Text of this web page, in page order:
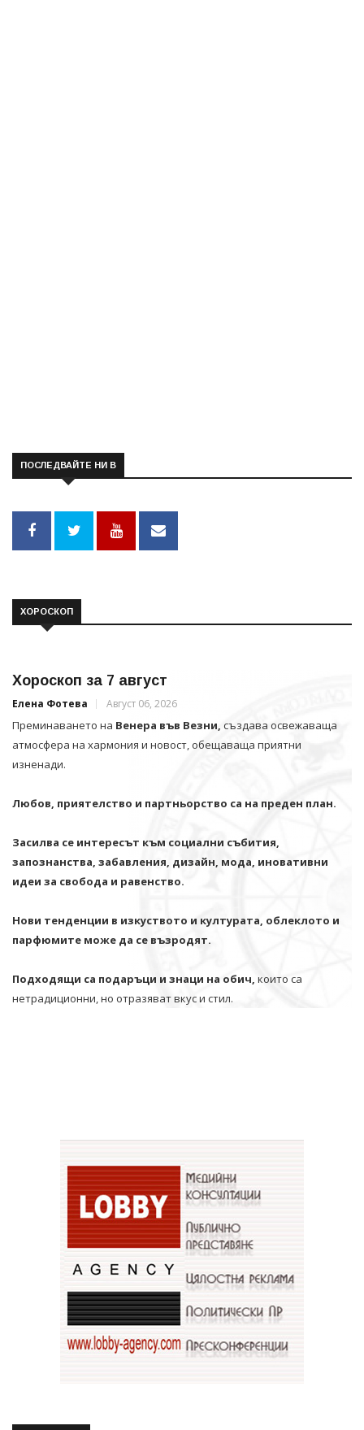
ПОСЛЕДВАЙТЕ НИ В
ХОРОСКОП
Хороскоп за 7 август
Елена Фотева Август 06, 2026
Преминаването на Венера във Везни, създава освежаваща
атмосфера на хармония и новост, обещаваща приятни
изненади.
Любов, приятелство и партньорство са на преден план.
Засилва се интересът към социални събития,
запознанства, забавления, дизайн, мода, иновативни
идеи за свобода и равенство.
Нови тенденции в изкуството и културата, облеклото и
парфюмите може да се възродят.
Подходящи са подаръци и знаци на обич, които са
нетрадиционни, но отразяват вкус и стил.